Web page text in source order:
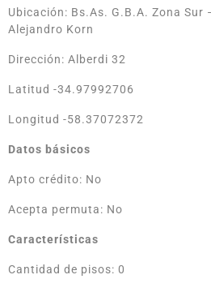
Ubicación: Bs.As. G.B.A. Zona Sur
Alejandro Korn
Dirección: Alberdi 32
Latitud -34.97992706
Longitud -58.37072372
Datos básicos
Apto crédito: No
Acepta permuta: No
Características
Cantidad de pisos: 0